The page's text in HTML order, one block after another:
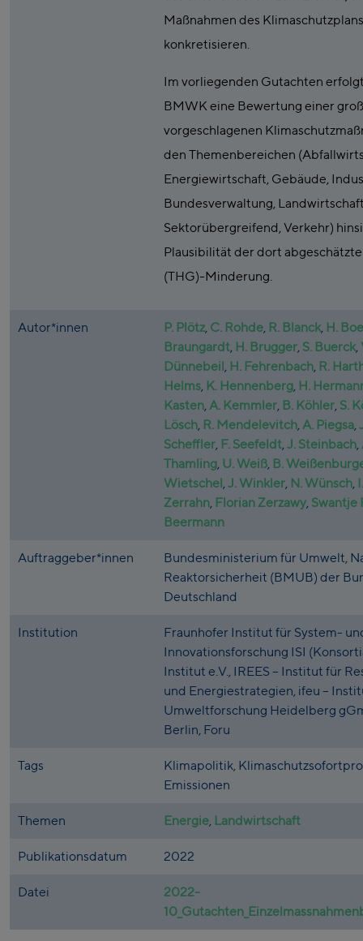
Maßnahmen des
konkretisieren.
Im vorliegenden Gutachten
BMWK eine Bewertung einer
vorgeschlagenen
den Themenbereichen
Energiewirtschaft, Gebäude,
Bundesverwaltung,
Sektorübergreifend, Verkehr)
Plausibilität der dort
(THG)-Minderung.
Autor*innen P. Plötz, C. Rohde, R. Blanck, H.
Braungardt, H. Brugger, S. Buerck,
Dünnebeil, H. Fehrenbach, R.
Helms, K. Hennenberg, H.
Kasten,A. Kemmler, B. Köhler, S.
Lösch, R. Mendelevitch,A. Piegsa,
Scheffler, F. Seefeldt,J. Steinbach,
Thamling, U. Weiß, B.
Wietschel,J. Winkler, N. Wünsch,
Zerrahn, Florian Zerzawy, Swantje
Beermann
Auftraggeber*innen
Bundesministerium für Umwelt,
Reaktorsicherheit (BMUB) der
Deutschland
Institution
Fraunhofer Institut für System-
Innovationsforschung ISI
Institut e.V., IREES – Institut für
und Energiestrategien, ifeu –
Umweltforschung Heidelberg
Berlin, Foru
Tags
Klimapolitik,
Emissionen
Themen Energie, Landwirtschaft
Publikationsdatum 2022
Datei
2022-